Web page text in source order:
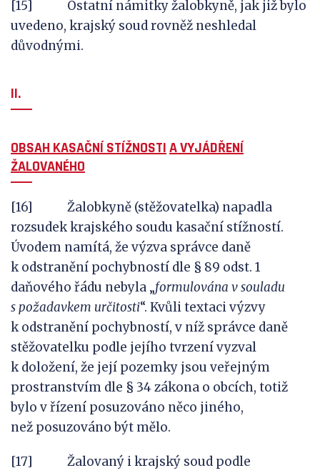
[15] Ostatní námitky žalobkyně, jak již bylo
uvedeno, krajský soud rovněž neshledal
důvodnými.
II.
OBSAH KASAČNÍ STÍŽNOSTIAVYJÁDŘENÍ
ŽALOVANÉHO
[16] Žalobkyně (stěžovatelka) napadla
rozsudek krajského soudu kasační stížností.
Úvodem namítá, že výzva správce daně
k odstranění pochybností dle § 89 odst. 1
daňového řádu nebyla „formulována vsouladu
spožadavkem určitosti“. Kvůli textaci výzvy
k odstranění pochybností, v níž správce daně
stěžovatelku podle jejího tvrzení vyzval
k doložení, že její pozemky jsou veřejným
prostranstvím dle § 34 zákona o obcích, totiž
bylo v řízení posuzováno něco jiného,
než posuzováno být mělo.
[17] Žalovaný i krajský soud podle